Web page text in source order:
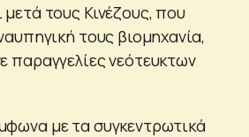
τους Κινέζους, που
τους βιομηχανία,
παραγγελίες νεότευκτων
με τα συγκεντρωτικά